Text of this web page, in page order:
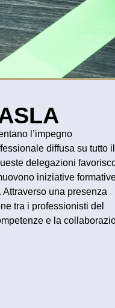
l’impegno
diffusa su tutto il
delegazioni
iniziative
Attraverso una presenza
tra i professionisti del
e la